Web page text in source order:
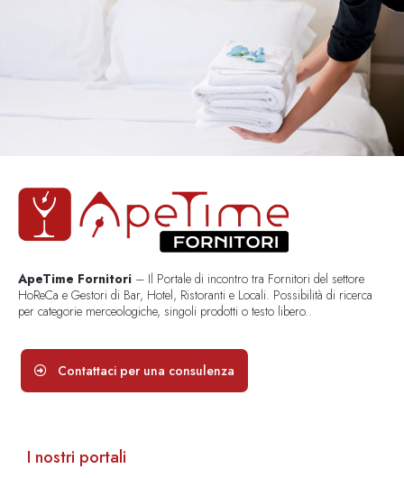
ApeTime Fornitori – Il Portale di incontro tra Fornitori del settore
HoReCa e Gestori di Bar, Hotel, Ristoranti e Locali. Possibilità di ricerca
per categorie merceologiche, singoli prodotti o testo libero..
Contattaci per una consulenza
I nostri portali